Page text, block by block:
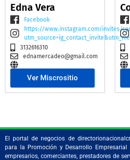
Edna Vera
Facebook
https://www.instagram.com/invites/
3132616310
ednamercadeo@gmail.com
Ver Miscrositio
El portal de negocios de
para la Promoción y Desarrollo
empresarios, comerciantes, prestadores de